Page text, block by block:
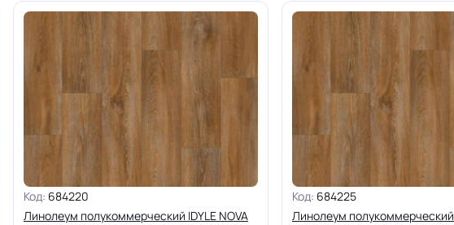
Код: 684220
Линолеум полукоммерческий IDYLE NOVA
Код: 684225
Линолеум полукоммерческий